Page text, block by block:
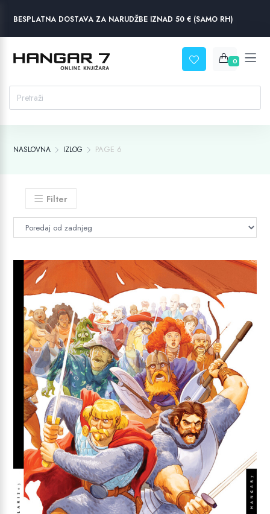
BESPLATNA DOSTAVA ZA NARUDŽBE IZNAD 50 € (SAMO RH)
0
NASLOVNA IZLOG PAGE 6
Filter